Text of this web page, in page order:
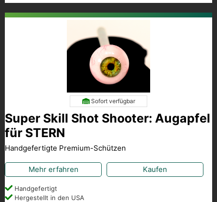
Sofort verfügbar
Super Skill Shot Shooter: Augapfel
für STERN
Handgefertigte Premium-Schützen
Mehr erfahren Kaufen
Handgefertigt
Hergestellt in den USA